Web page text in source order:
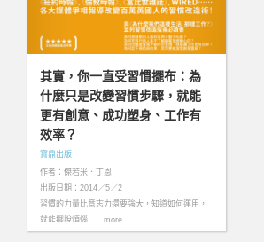
其實，你一直受習慣擺布：為
什麼只是改變習慣步驟，就能
更有創意、成功塑身、工作有
效率？
寶鼎出版
作者：傑若米．丁恩
出版日期：2014／5／2
習慣的力量比意志力還要強大，知道如何運用，
就能擺脫煩惱……more